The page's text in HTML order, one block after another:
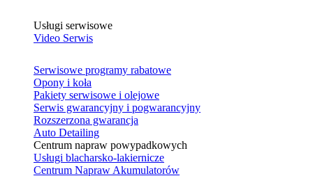
Usługi serwisowe
Video Serwis
Serwisowe programy rabatowe
Opony i koła
Pakiety serwisowe i olejowe
Serwis gwarancyjny i pogwarancyjny
Rozszerzona gwarancja
Auto Detailing
Centrum napraw powypadkowych
Usługi blacharsko-lakiernicze
Centrum Napraw Akumulatorów